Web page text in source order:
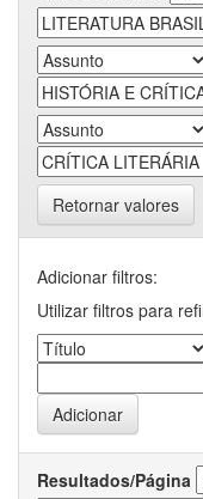
Retornar valores
Adicionar filtros:
Utilizar filtros para
Resultados/Página